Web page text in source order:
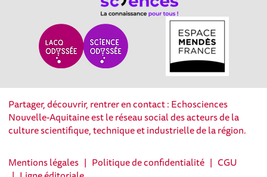
Partager, découvrir, rentrer en contact : Echosciences
Nouvelle-Aquitaine est le réseau social des acteurs de la
culture scientifique, technique et industrielle de la région.
Mentions légales | Politique de confidentialité | CGU